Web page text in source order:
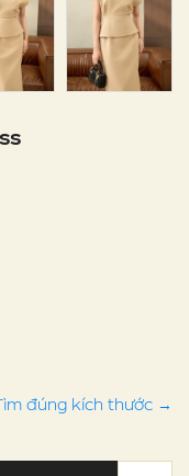
đúng kích thước →